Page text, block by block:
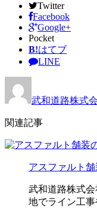
Twitter
Facebook
Google+
Pocket
B!はてブ
LINE
武和道路株式
関連記事
アスファルト舗
武和道路株式
地でライン工